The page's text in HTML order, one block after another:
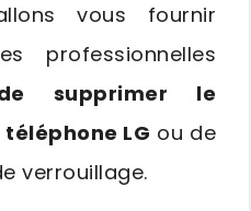
vous fournir
professionnelles
supprimer le
LG ou de
verrouillage.